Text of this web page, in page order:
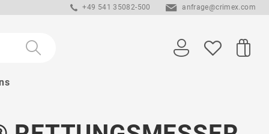
+49 541 35082-500 anfrage@crimex.com